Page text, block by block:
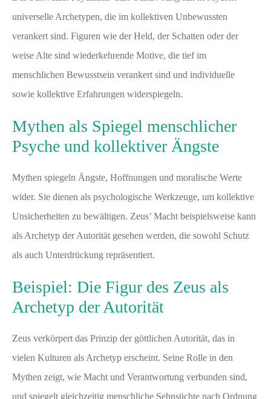
universelle Archetypen, die im kollektiven Unbewussten
verankert sind. Figuren wie der Held, der Schatten oder der
weise Alte sind wiederkehrende Motive, die tief im
menschlichen Bewusstsein verankert sind und individuelle
sowie kollektive Erfahrungen widerspiegeln.
Mythen als Spiegel menschlicher
Psyche und kollektiver Ängste
Mythen spiegeln Ängste, Hoffnungen und moralische Werte
wider. Sie dienen als psychologische Werkzeuge, um kollektive
Unsicherheiten zu bewältigen. Zeus’ Macht beispielsweise kann
als Archetyp der Autorität gesehen werden, die sowohl Schutz
als auch Unterdrückung repräsentiert.
Beispiel: Die Figur des Zeus als
Archetyp der Autorität
Zeus verkörpert das Prinzip der göttlichen Autorität, das in
vielen Kulturen als Archetyp erscheint. Seine Rolle in den
Mythen zeigt, wie Macht und Verantwortung verbunden sind,
und spiegelt gleichzeitig menschliche Sehnsüchte nach Ordnung